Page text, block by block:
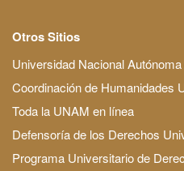
Otros Sitios
Universidad Nacional
Coordinación de Humanidades
Toda la UNAM en línea
Defensoría de los Derechos
Programa Universitario de